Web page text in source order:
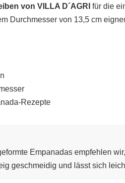
von VILLA D´AGRI für die
Durchmesser von 13,5 cm
Rezepte
Empanadas empfehlen
geschmeidig und lässt sich